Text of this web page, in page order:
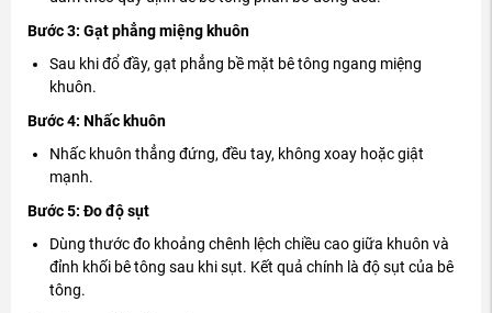
Bước 3: Gạt phẳng miệng khuôn
Sau khi đổ đầy, gạt phẳng bề mặt bê tông ngang miệng
khuôn.
Bước 4: Nhấc khuôn
Nhấc khuôn thẳng đứng, đều tay, không xoay hoặc giật
mạnh.
Bước 5: Đo độ sụt
Dùng thước đo khoảng chênh lệch chiều cao giữa khuôn và
đỉnh khối bê tông sau khi sụt. Kết quả chính là độ sụt của bê
tông.